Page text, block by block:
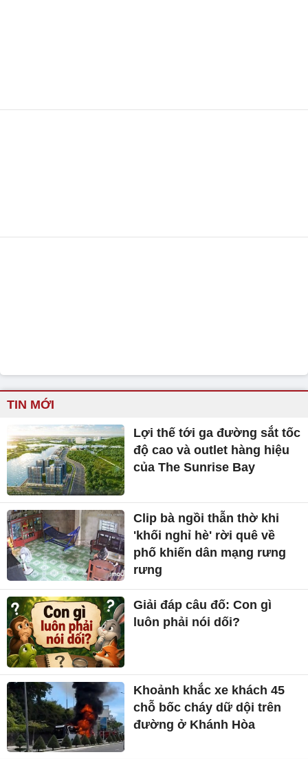
TIN MỚI
Lợi thế tới ga đường sắt tốc
độ cao và outlet hàng hiệu
của The Sunrise Bay
Clip bà ngồi thẫn thờ khi
'khối nghỉ hè' rời quê về
phố khiến dân mạng rưng
rưng
Giải đáp câu đố: Con gì
luôn phải nói dối?
Khoảnh khắc xe khách 45
chỗ bốc cháy dữ dội trên
đường ở Khánh Hòa